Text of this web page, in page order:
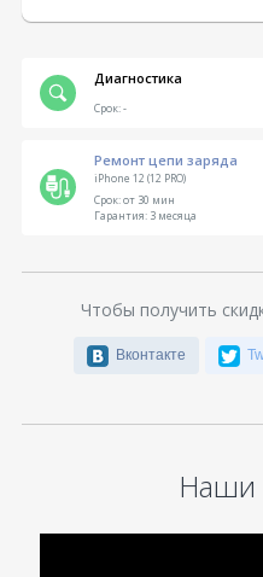
Диагностика
Срок:-
Ремонт цепи заряда
iPhone 12 (12 PRO)
Срок:от 30 мин
Гарантия:3 месяца
Чтобы получить
Вконтакте
Наши